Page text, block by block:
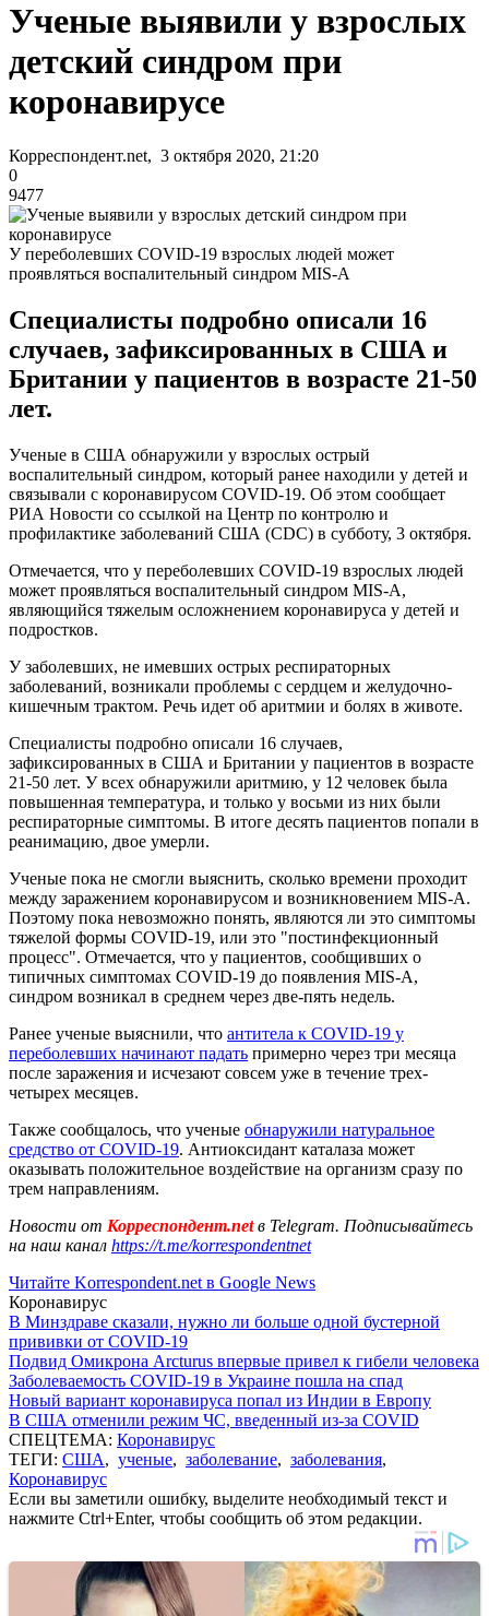
Ученые выявили у взрослых
детский синдром при
коронавирусе
Корреспондент.net, 3 октября 2020, 21:20
0
9477
У переболевших COVID-19 взрослых людей может
проявляться воспалительный синдром MIS-A
Специалисты подробно описали 16
случаев, зафиксированных в США и
Британии у пациентов в возрасте 21-50
лет.
Ученые в США обнаружили у взрослых острый
воспалительный синдром, который ранее находили у детей и
связывали с коронавирусом COVID-19. Об этом сообщает
РИА Новости со ссылкой на Центр по контролю и
профилактике заболеваний США (CDC) в субботу, 3 октября.
Отмечается, что у переболевших COVID-19 взрослых людей
может проявляться воспалительный синдром MIS-A,
являющийся тяжелым осложнением коронавируса у детей и
подростков.
У заболевших, не имевших острых респираторных
заболеваний, возникали проблемы с сердцем и желудочно-
кишечным трактом. Речь идет об аритмии и болях в животе.
Специалисты подробно описали 16 случаев,
зафиксированных в США и Британии у пациентов в возрасте
21-50 лет. У всех обнаружили аритмию, у 12 человек была
повышенная температура, и только у восьми из них были
респираторные симптомы. В итоге десять пациентов попали в
реанимацию, двое умерли.
Ученые пока не смогли выяснить, сколько времени проходит
между заражением коронавирусом и возникновением MIS-A.
Поэтому пока невозможно понять, являются ли это симптомы
тяжелой формы COVID-19, или это "постинфекционный
процесс". Отмечается, что у пациентов, сообщивших о
типичных симптомах COVID-19 до появления MIS-A,
синдром возникал в среднем через две-пять недель.
Ранее ученые выяснили, что антитела к СOVID-19 у
переболевших начинают падать примерно через три месяца
после заражения и исчезают совсем уже в течение трех-
четырех месяцев.
Также сообщалось, что ученые обнаружили натуральное
средство от COVID-19. Антиоксидант каталаза может
оказывать положительное воздействие на организм сразу по
трем направлениям.
Новости от Корреспондент.netв Telegram. Подписывайтесь
на наш канал https://t.me/korrespondentnet
Читайте Korrespondent.net в Google News
Коронавирус
В Минздраве сказали, нужно ли больше одной бустерной
прививки от COVID-19
Подвид Омикрона Arcturus впервые привел к гибели человека
Заболеваемость COVID-19 в Украине пошла на спад
Новый вариант коронавируса попал из Индии в Европу
В США отменили режим ЧС, введенный из-за COVID
СПЕЦТЕМА: Коронавирус
ТЕГИ: США, ученые, заболевание, заболевания,
Коронавирус
Если вы заметили ошибку, выделите необходимый текст и
нажмите Ctrl+Enter, чтобы сообщить об этом редакции.